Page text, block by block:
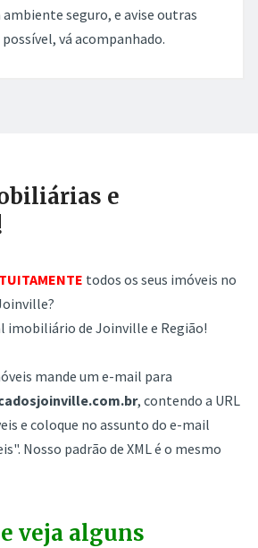
seguro, e avise outras
possível, vá acompanhado.
e
todos os seus imóveis no
imobiliário de Joinville e Região!
mande um e-mail para
, contendo a URL
e coloque no assunto do e-mail
Nosso padrão de XML é o mesmo
veja alguns